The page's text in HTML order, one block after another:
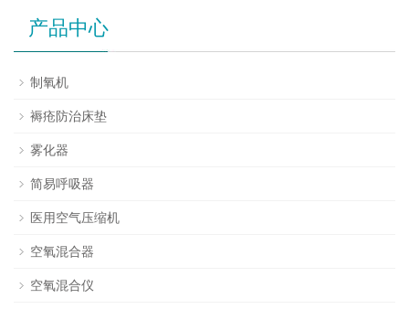
产品中心
制氧机
褥疮防治床垫
雾化器
简易呼吸器
医用空气压缩机
空氧混合器
空氧混合仪